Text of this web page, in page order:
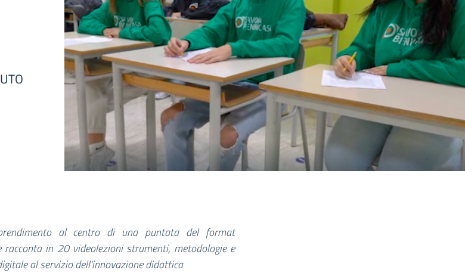
al centro di una puntata del format
racconta in 20 videolezioni strumenti, metodologie e
al servizio dell’innovazione didattica